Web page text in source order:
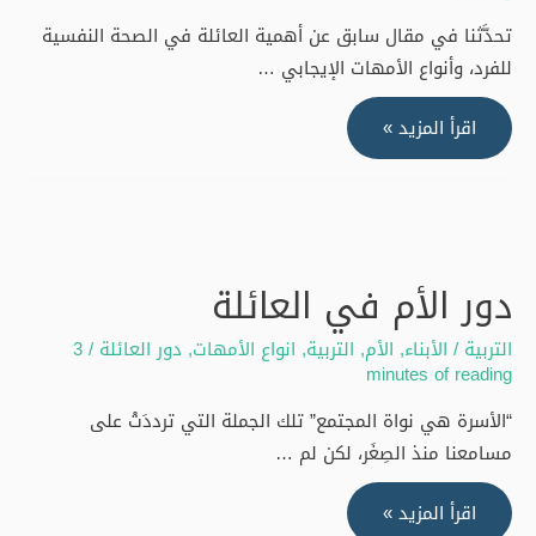
تحدَّثنا في مقال سابق عن أهمية العائلة في الصحة النفسية
للفرد، وأنواع الأمهات الإيجابي …
دور
العائلة
الأجداد”
اقرأ المزيد »
دور الأم في العائلة
التربية / الأبناء, الأم, التربية, انواع الأمهات, دور العائلة /
3
minutes of reading
“الأسرة هي نواة المجتمع” تلك الجملة التي ترددَتْ على
مسامعنا منذ الصِغَر، لكن لم …
دور
اقرأ المزيد »